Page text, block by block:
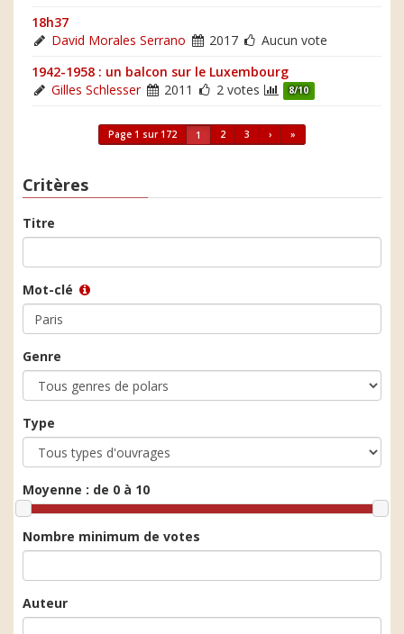
18h37
David Morales Serrano
2017
Aucun vote
1942-1958 : un balcon sur le Luxembourg
Gilles Schlesser
2011 2 votes 8/10
Page 1 sur 172 1 2 3 › »
Critères
Titre
Mot-clé
Genre
Type
Moyenne : de 0 à 10
Nombre minimum de votes
Auteur